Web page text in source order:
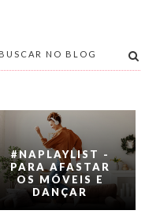
#NAPLAYLIST -
PARA AFASTAR
OS MÓVEIS E
DANÇAR